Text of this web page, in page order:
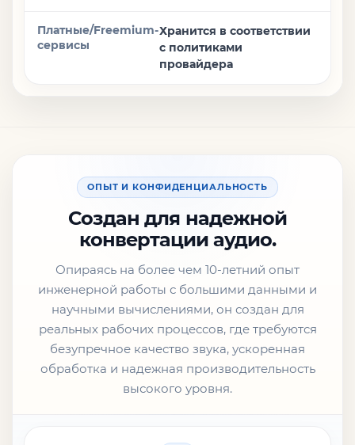
Хранится в соответствии
с политиками
провайдера
ОПЫТ И КОНФИДЕНЦИАЛЬНОСТЬ
Создан для надежной
конвертации аудио.
Опираясь на более чем 10-летний опыт
инженерной работы с большими данными и
научными вычислениями, он создан для
реальных рабочих процессов, где требуются
безупречное качество звука, ускоренная
обработка и надежная производительность
высокого уровня.